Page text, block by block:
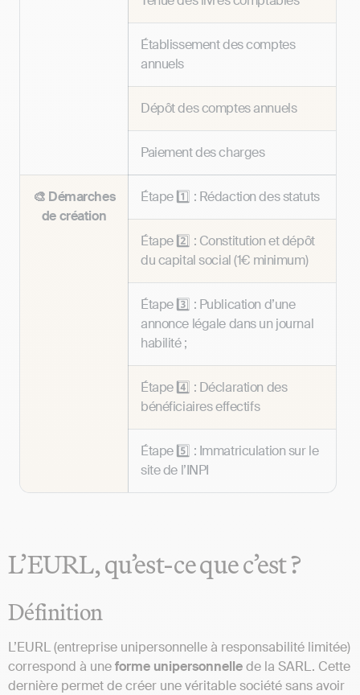
Établissement des comptes
annuels
Dépôt des comptes annuels
Paiement des charges
🎨 Démarches
de création
Étape 1️⃣ : Rédaction des statuts
Étape 2️⃣ : Constitution et dépôt
du capital social (1€ minimum)
Étape 3️⃣ : Publication d’une
annonce légaledans un journal
habilité ;
Étape 4️⃣ : Déclaration des
bénéficiaires effectifs
Étape 5️⃣ : Immatriculation sur le
site de l’INPI
L’EURL, qu’est-ce que c’est ?
Définition
L’EURL (entreprise unipersonnelle à responsabilité limitée)
correspond à uneforme unipersonnellede la SARL. Cette
dernière permet de créer une véritable société sans avoir